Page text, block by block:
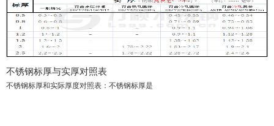
不锈钢标厚与实厚对照表
不锈钢标厚和实际厚度对照表：不锈钢标厚是